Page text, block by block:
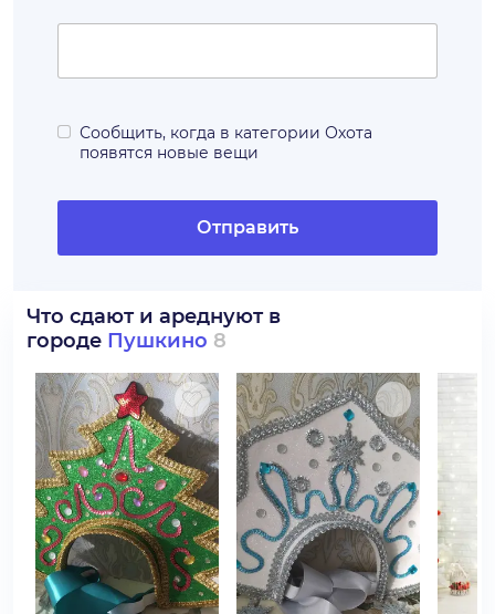
Сообщить, когда в категории Охота
появятся новые вещи
Отправить
Что сдают и ареднуют в
городе Пушкино 8